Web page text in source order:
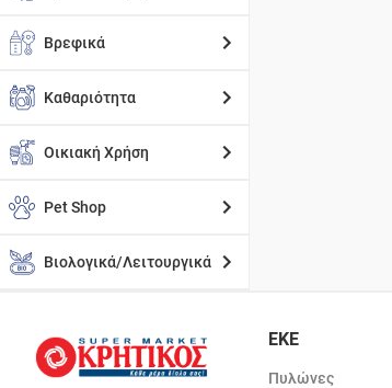
Βρεφικά
Καθαριότητα
Οικιακή Χρήση
Pet Shop
Βιολογικά/Λειτουργικά
ΕΚΕ
Πυλώνες